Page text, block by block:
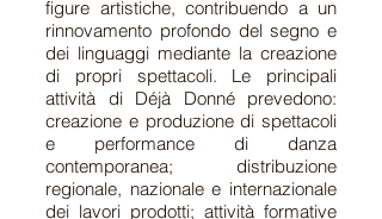
figure artistiche, contribuendo a un
rinnovamento profondo del segno e
dei linguaggi mediante la creazione
di propri spettacoli. Le principali
attività di Déjà Donné prevedono:
creazione e produzione di spettacoli
e performance di danza
contemporanea; distribuzione
regionale, nazionale e internazionale
dei lavori prodotti; attività formative